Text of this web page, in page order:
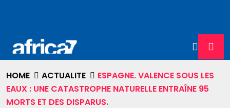
HOME ACTUALITE
ESPAGNE. VALENCE SOUS LES
EAUX : UNE CATASTROPHE NATURELLE ENTRAÎNE 95
MORTS ET DES DISPARUS.